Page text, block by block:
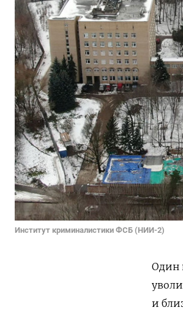
Институт криминалистики ФСБ (НИИ-2)
Один
и